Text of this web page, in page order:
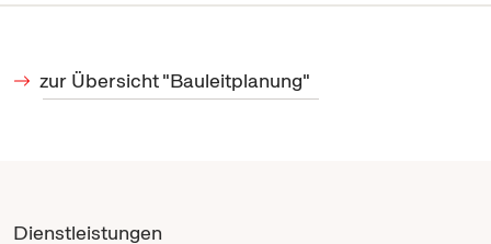
zur Übersicht "Bauleitplanung"
Dienstleistungen